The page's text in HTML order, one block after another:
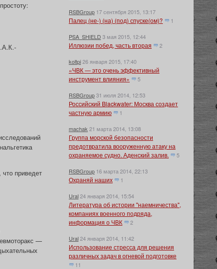
RSBGroup 17 сентября 2015, 13:17
Палец (не-) (на) (под) спуске(ом)? 1
PSA_SHIELD3 мая 2015, 12:44
Иллюзии побед, часть вторая 2
koltpi26 января 2015, 17:40
«ЧВК — это очень эффективный
инструмент влияния»
5
RSBGroup31 июля 2014, 12:53
Российский Blackwater: Москва создает
частную армию
1
machak 21 марта 2014, 13:08
Группа морской безопасности
предотвратила вооруженную атаку на
охраняемое судно. Аденский залив.
5
RSBGroup 16 марта 2014, 22:13
Охраняй наших 1
Ural24 января 2014, 15:54
Литература об истории "наемничества",
компаниях военного подряда,
информация о ЧВК
2
Ural24 января 2014, 11:42
Использование стресса для решения
различных задач в огневой подготовке
11
приведет
—